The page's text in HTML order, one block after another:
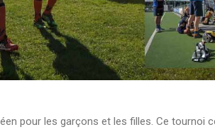
pour les garçons et les filles. Ce tournoi